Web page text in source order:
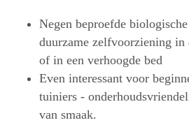
Negen beproefde
duurzame zelfvoorziening
of in een verhoogde bed
Even interessant voor
tuiniers -
van smaak.